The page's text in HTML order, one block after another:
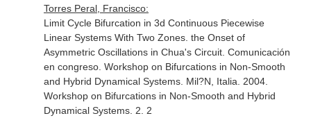
Torres Peral, Francisco:
Limit Cycle Bifurcation in 3d Continuous Piecewise
Linear Systems With Two Zones. the Onset of
Asymmetric Oscillations in Chua's Circuit. Comunicación
en congreso. Workshop on Bifurcations in Non-Smooth
and Hybrid Dynamical Systems. Mil?N, Italia. 2004.
Workshop on Bifurcations in Non-Smooth and Hybrid
Dynamical Systems. 2. 2